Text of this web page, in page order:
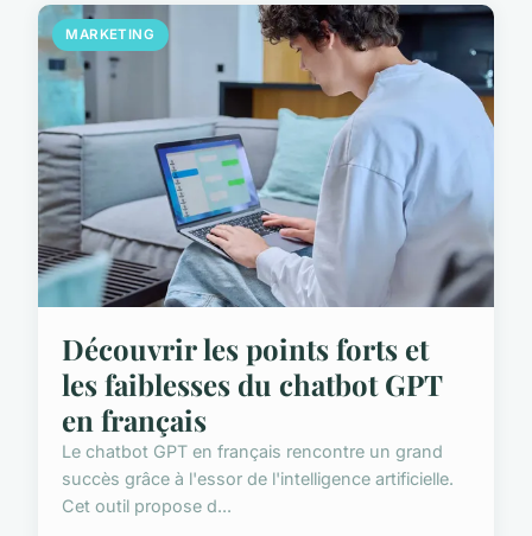
MARKETING
Découvrir les points forts et
les faiblesses du chatbot GPT
en français
Le chatbot GPT en français rencontre un grand
succès grâce à l'essor de l'intelligence artificielle.
Cet outil propose d...